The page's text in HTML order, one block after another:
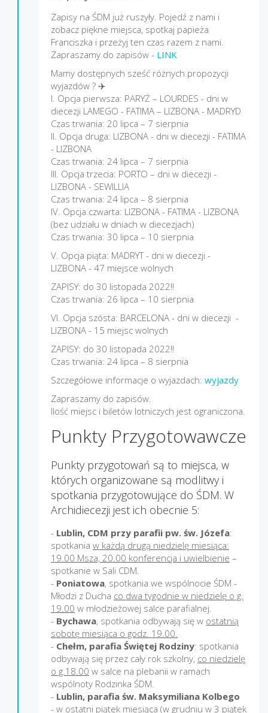
Zapisy na ŚDM już ruszyły. Pojedź z nami i
zobacz piękne miejsca, spotkaj papieża
Franciszka i przeżyj ten czas razem z nami.
Zapraszamy do zapisów - LINK
Mamy dostępnych sześć różnych propozycji
wyjazdów ? ✈️
I. Opcja pierwsza: PARYŻ – LOURDES - dni w
diecezji LAMEGO - FATIMA – LIZBONA - MADRYD
Czas trwania: 20 lipca – 7 sierpnia
II. Opcja druga: LIZBONA - dni w diecezji - FATIMA
- LIZBONA
Czas trwania: 24 lipca – 7 sierpnia
III. Opcja trzecia: PORTO – dni w diecezji -
LIZBONA - SEWILLIA
Czas trwania: 24 lipca – 8 sierpnia
IV. Opcja czwarta: LIZBONA - FATIMA - LIZBONA
(bez udziału w dniach w diecezjach)
Czas trwania: 30 lipca – 10 sierpnia
V. Opcja piąta: MADRYT - dni w diecezji -
LIZBONA - 47 miejsce wolnych
ZAPISY: do 30 listopada 2022!!
Czas trwania: 26 lipca – 10 sierpnia
VI. Opcja szósta: BARCELONA - dni w diecezji -
LIZBONA - 15 miejsc wolnych
ZAPISY: do 30 listopada 2022!!
Czas trwania: 24 lipca – 8 sierpnia
Szczegółowe informacje o wyjazdach: wyjazdy
Zapraszamy do zapisów.
Ilość miejsc i biletów lotniczych jest ograniczona.
Punkty Przygotowawcze
Punkty przygotowań są to miejsca, w
których organizowane są modlitwy i
spotkania przygotowujące do ŚDM. W
Archidiecezji jest ich obecnie 5:
- Lublin, CDM przy parafii pw. św. Józefa:
spotkania w każdą drugą niedzielę miesiąca:
19.00 Msza, 20.00 konferencja i uwielbienie –
spotkanie w Sali CDM.
- Poniatowa, spotkania we wspólnocie ŚDM -
Młodzi z Ducha co dwa tygodnie w niedzielę o g.
19.00 w młodzieżowej salce parafialnej.
- Bychawa, spotkania odbywają się w ostatnią
sobotę miesiąca o godz. 19.00.
- Chełm, parafia Świętej Rodziny: spotkania
odbywają się przez cały rok szkolny, co niedzielę
o g.18.00 w salce na plebanii w ramach
wspólnoty Rodzinka ŚDM.
- Lublin, parafia św. Maksymiliana Kolbego
- w ostatni piątek miesiąca (w grudniu w 3 piątek